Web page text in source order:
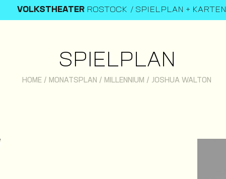
VOLKSTHEATER ROSTOCK SPIELPLAN + KARTEN
SPIELPLAN
HOME / MONATSPLAN / MILLENNIUM / JOSHUA WALTON